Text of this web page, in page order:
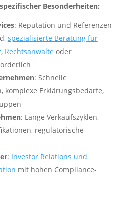
Besonderheiten:
: Reputation und Referenzen
spezialisierte Beratung für
, Rechtsanwälte oder
: Schnelle
komplexe Erklärungsbedarfe,
: Lange Verkaufszyklen,
regulatorische
: Investor Relations und
mit hohen Compliance-